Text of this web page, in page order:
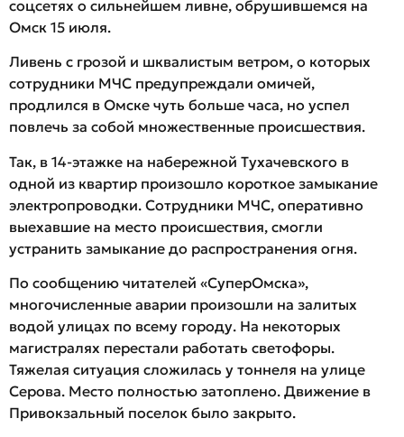
соцсетях о сильнейшем ливне, обрушившемся на
Омск 15 июля.
Ливень с грозой и шквалистым ветром, о которых
сотрудники МЧС предупреждали омичей,
продлился в Омске чуть больше часа, но успел
повлечь за собой множественные происшествия.
Так, в 14-этажке на набережной Тухачевского в
одной из квартир произошло короткое замыкание
электропроводки. Сотрудники МЧС, оперативно
выехавшие на место происшествия, смогли
устранить замыкание до распространения огня.
По сообщению читателей «СуперОмска»,
многочисленные аварии произошли на залитых
водой улицах по всему городу. На некоторых
магистралях перестали работать светофоры.
Тяжелая ситуация сложилась у тоннеля на улице
Серова. Место полностью затоплено. Движение в
Привокзальный поселок было закрыто.